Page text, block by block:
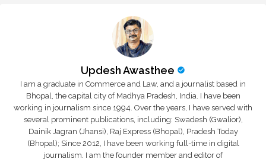
Updesh Awasthee
I am a graduate in Commerce and Law, and a journalist based in
Bhopal, the capital city of Madhya Pradesh, India. I have been
working in journalism since 1994. Over the years, I have served with
several prominent publications, including: Swadesh (Gwalior),
Dainik Jagran (Jhansi), Raj Express (Bhopal), Pradesh Today
(Bhopal); Since 2012, I have been working full-time in digital
journalism. I am the founder member and editor of